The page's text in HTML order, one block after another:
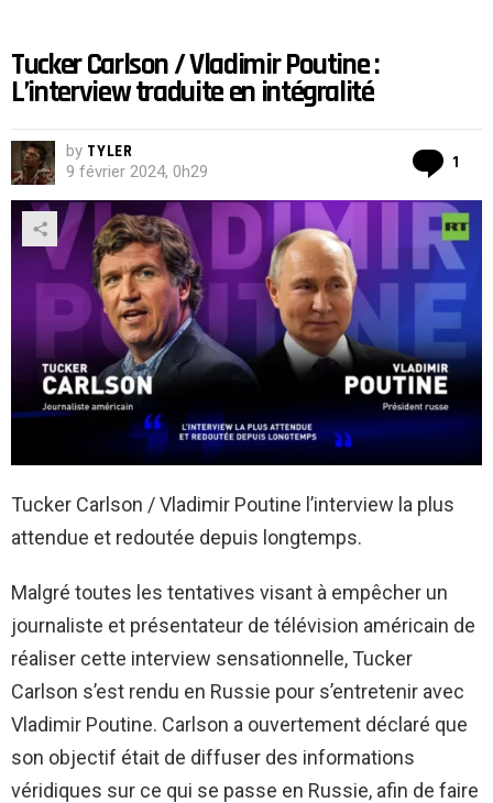
Tucker Carlson / Vladimir Poutine :
L’interview traduite en intégralité
by TYLER
9 février 2024, 0h29 1
Tucker Carlson / Vladimir Poutine l’interview la plus
attendue et redoutée depuis longtemps.
Malgré toutes les tentatives visant à empêcher un
journaliste et présentateur de télévision américain de
réaliser cette interview sensationnelle, Tucker
Carlson s’est rendu en Russie pour s’entretenir avec
Vladimir Poutine. Carlson a ouvertement déclaré que
son objectif était de diffuser des informations
véridiques sur ce qui se passe en Russie, afin de faire